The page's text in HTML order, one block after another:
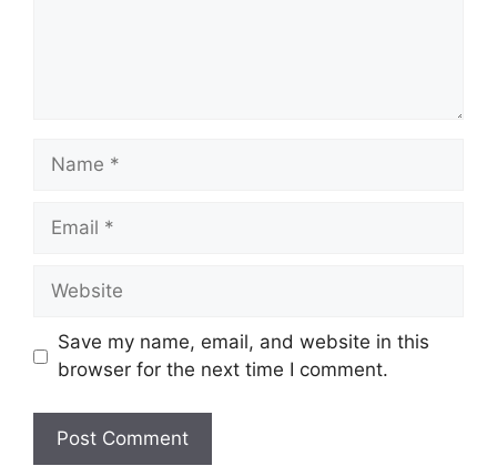
Name
Email
Website
Save my name, email, and website in this
browser for the next time I comment.